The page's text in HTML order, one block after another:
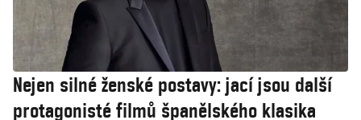
Nejen silné ženské postavy: jací jsou další
protagonisté filmů španělského klasika